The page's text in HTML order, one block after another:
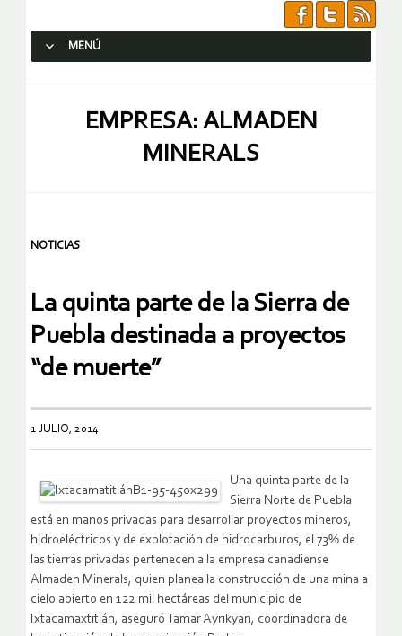
MENÚ
EMPRESA: ALMADEN
MINERALS
NOTICIAS
La quinta parte de la Sierra de
Puebla destinada a proyectos
“de muerte”
1 JULIO, 2014
Una quinta parte de la
Sierra Norte de Puebla
está en manos privadas para desarrollar proyectos mineros,
hidroeléctricos y de explotación de hidrocarburos, el 73% de
las tierras privadas pertenecen a la empresa canadiense
Almaden Minerals, quien planea la construcción de una mina a
cielo abierto en 122 mil hectáreas del municipio de
Ixtacamaxtitlán, aseguró Tamar Ayrikyan, coordinadora de